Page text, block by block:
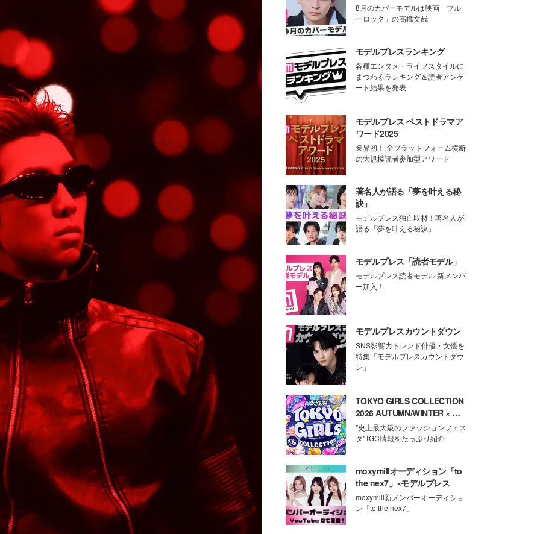
8月のカバーモデルは映画「ブル
ーロック」の高橋文哉
モデルプレスランキング
各種エンタメ・ライフスタイルに
まつわるランキング＆読者アンケ
ート結果を発表
モデルプレス ベストドラマア
ワード2025
業界初！ 全プラットフォーム横断
の大規模読者参加型アワード
著名人が語る「夢を叶える秘
訣」
モデルプレス独自取材！著名人が
語る「夢を叶える秘訣」
モデルプレス「読者モデル」
モデルプレス読者モデル 新メンバ
ー加入！
モデルプレスカウントダウン
SNS影響力トレンド俳優・女優を
特集「モデルプレスカウントダウ
ン」
TOKYO GIRLS COLLECTION
2026 AUTUMN/WINTER × モ
デルプレス
"史上最大級のファッションフェス
タ"TGC情報をたっぷり紹介
moxymillオーディション「to
the nex7」×モデルプレス
moxymill新メンバーオーディショ
ン「to the nex7」